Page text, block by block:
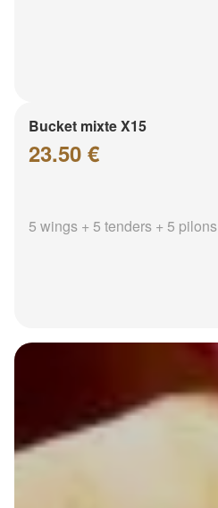
Bucket mixte X15
23.50 €
5 wings + 5 tenders + 5 pilons